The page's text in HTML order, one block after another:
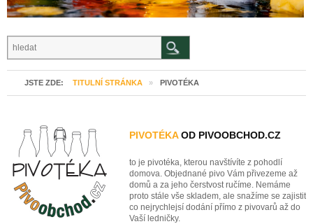
JSTE ZDE: TITULNÍ STRÁNKA » PIVOTÉKA
PIVOTÉKAOD PIVOOBCHOD.CZ
to je pivotéka, kterou navštívíte z pohodlí
domova. Objednané pivo Vám přivezeme až
domů a za jeho čerstvost ručíme. Nemáme
proto stále vše skladem, ale snažíme se zajistit
co nejrychlejsí dodání přímo z pivovarů až do
Vaší ledničky.